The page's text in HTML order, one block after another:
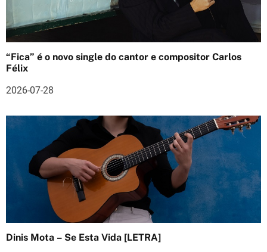
o
s
“Fica” é o novo single do cantor e compositor Carlos
Félix
2026-07-28
Dinis Mota – Se Esta Vida [LETRA]